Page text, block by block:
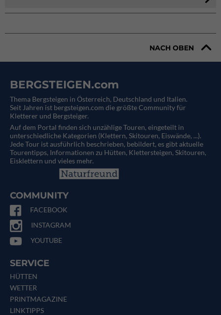
NACH OBEN
BERGSTEIGEN.com
Thema Bergsteigen in Österreich, Deutschland und Italien.
Seit Jahren ist bergsteigen.com die größte Community für
Kletterer und Bergsteiger.
Auf dem Portal finden sich unzählige Touren, eingeteilt in
unterschiedliche Kategorien (Klettern, Skitouren, Eiswände, ...).
Jede Tour ist ausführlich beschrieben, bebildert, es gibt aktuelle
Tourentipps, Informationen zu Hütten, Klettersteigen, Skitouren,
Eisklettern und vieles mehr.
COMMUNITY
FACEBOOK
INSTAGRAM
YOUTUBE
SERVICE
HÜTTEN
WETTER
PRINTMAGAZINE
LINKTIPPS